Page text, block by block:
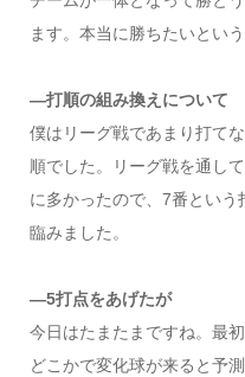
ます。本当に勝ちたいという
―打順の組み換えについて
僕はリーグ戦であまり打て
順でした。リーグ戦を通し
に多かったので、7番とい
臨みました。
―5打点をあげたが
今日はたまたまですね。最
どこかで変化球が来ると予